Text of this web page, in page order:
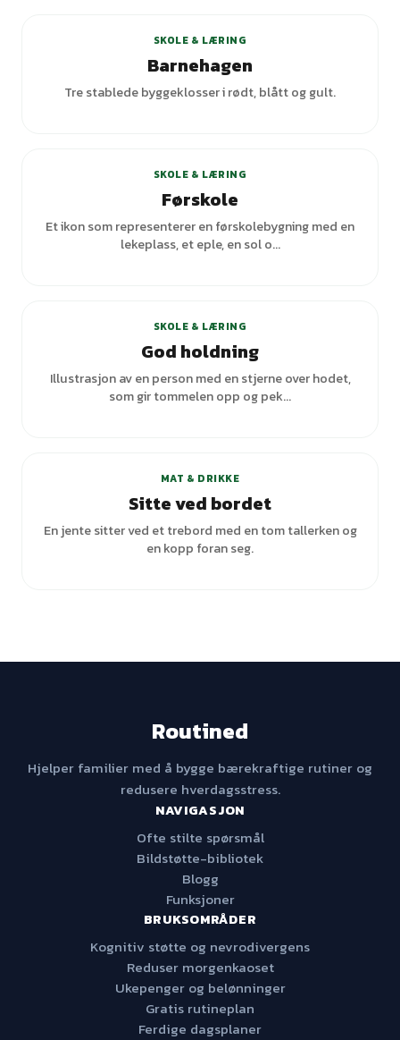
SKOLE & LÆRING
Barnehagen
Tre stablede byggeklosser i rødt, blått og gult.
SKOLE & LÆRING
Førskole
Et ikon som representerer en førskolebygning med en
lekeplass, et eple, en sol o...
SKOLE & LÆRING
God holdning
Illustrasjon av en person med en stjerne over hodet,
som gir tommelen opp og pek...
MAT & DRIKKE
Sitte ved bordet
En jente sitter ved et trebord med en tom tallerken og
en kopp foran seg.
Routined
Hjelper familier med å bygge bærekraftige rutiner og
redusere hverdagsstress.
NAVIGASJON
Ofte stilte spørsmål
Bildstøtte-bibliotek
Blogg
Funksjoner
BRUKSOMRÅDER
Kognitiv støtte og nevrodivergens
Reduser morgenkaoset
Ukepenger og belønninger
Gratis rutineplan
Ferdige dagsplaner